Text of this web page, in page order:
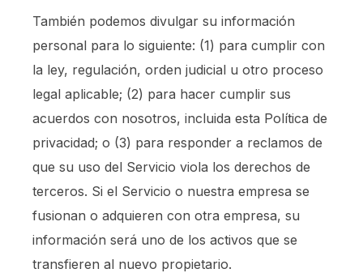
También podemos divulgar su información
personal para lo siguiente: (1) para cumplir con
la ley, regulación, orden judicial u otro proceso
legal aplicable; (2) para hacer cumplir sus
acuerdos con nosotros, incluida esta Política de
privacidad; o (3) para responder a reclamos de
que su uso del Servicio viola los derechos de
terceros. Si el Servicio o nuestra empresa se
fusionan o adquieren con otra empresa, su
información será uno de los activos que se
transfieren al nuevo propietario.